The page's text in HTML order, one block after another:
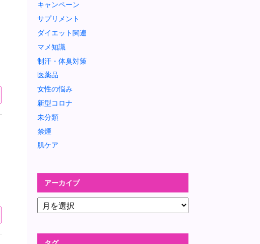
キャンペーン
サプリメント
ダイエット関連
マメ知識
制汗・体臭対策
医薬品
女性の悩み
新型コロナ
未分類
禁煙
肌ケア
アーカイブ